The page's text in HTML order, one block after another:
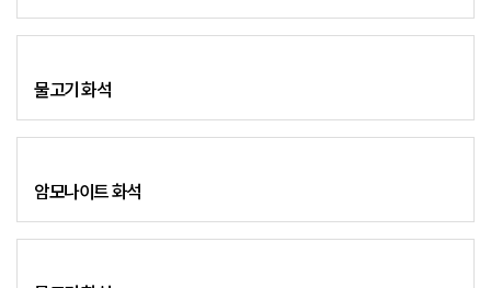
물고기 화석
암모나이트 화석